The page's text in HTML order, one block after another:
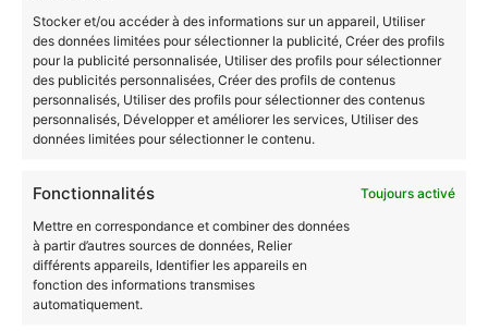
Stocker et/ou accéder à des informations sur un appareil, Utiliser
des données limitées pour sélectionner la publicité, Créer des profils
pour la publicité personnalisée, Utiliser des profils pour sélectionner
des publicités personnalisées, Créer des profils de contenus
personnalisés, Utiliser des profils pour sélectionner des contenus
personnalisés, Développer et améliorer les services, Utiliser des
données limitées pour sélectionner le contenu.
Fonctionnalités
Toujours activé
Mettre en correspondance et combiner des données
à partir d’autres sources de données, Relier
différents appareils, Identifier les appareils en
fonction des informations transmises
automatiquement.
vérifier le nom légal de votre certificateur, c’est-à-
dire normalement l’entité qui vous délivre votre
diplôme. Ici, pour le diplôme DE Aide Soignant, c’est le
Ministère chargé de la Santé qui s’en charge.
Tout à la fin de la fiche, dans l’onglet « Pour plus
d’informations », sachez que vous avez également la
possibilité de télécharger la liste complète des